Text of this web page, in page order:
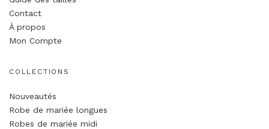
Contact
À propos
Mon Compte
COLLECTIONS
Nouveautés
Robe de mariée longues
Robes de mariée midi